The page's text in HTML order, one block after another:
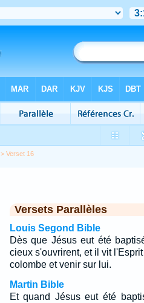
> Verset 16
Versets Parallèles
Louis Segond Bible
Dès que Jésus eut été
cieux s'ouvrirent, et il vit
colombe et venir sur lui.
Martin Bible
Et quand Jésus eut été